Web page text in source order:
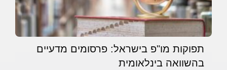
תפוקות מו"פ בישראל: פרסומים מדעיים
בהשוואה בינלאומית